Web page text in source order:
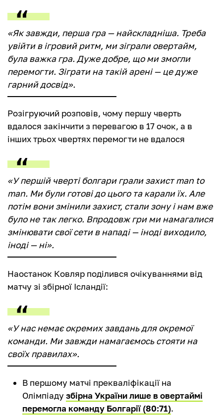
«Як завжди, перша гра — найскладніша. Треба
увійти в ігровий ритм, ми зіграли овертайм,
була важка гра. Дуже добре, що ми змогли
перемогти. Зіграти на такій арені — це дуже
гарний досвід».
Розігруючий розповів, чому першу чверть
вдалося закінчити з перевагою в 17 очок, а в
інших трьох чвертях перемогти не вдалося
«У першій чверті болгари грали захист man to
man. Ми були готові до цього та карали їх. Але
потім вони змінили захист, стали зону і нам вже
було не так легко. Впродовж гри ми намагалися
змінювати свої сети в нападі — іноді виходило,
іноді — ні».
Наостанок Ковляр поділився очікуваннями від
матчу зі збірної Ісландії:
«У нас немає окремих завдань для окремої
команди. Ми завжди намагаємось стояти на
своїх правилах».
В першому матчі прекваліфікації на
Олімпіаду збірна України лише в овертаймі
перемогла команду Болгарії (80:71).